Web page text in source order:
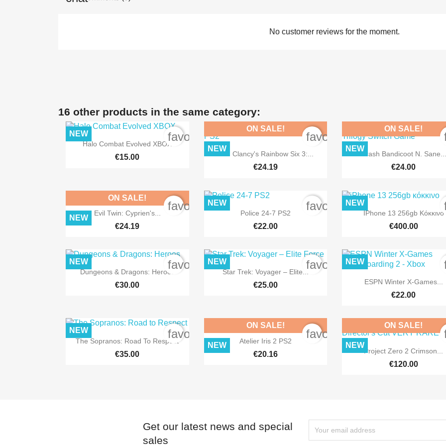
No customer reviews for the moment.
16 other products in the same category:
 Quick view
Halo Combat Evolved XBOX
€15.00
NEW
favorite_border
 Quick view
Tom Clancy's Rainbow Six 3:...
€24.19
ON SALE!
NEW
favorite_border
 Quick view
Crash Bandicoot N. Sane...
€24.00
ON SALE!
NEW
 Quick view
Evil Twin: Cyprien's...
€24.19
ON SALE!
NEW
favorite_border Quick view
Police 24-7 PS2
€22.00
NEW favorite_border Quick view
IPhone 13 256gb Κόκκινο
€400.00
NEW
 Quick view
Dungeons & Dragons: Heroes
€30.00
NEW favorite_border Quick view
Star Trek: Voyager – Elite...
€25.00
NEW
favorite_border
 Quick view
ESPN Winter X-Games...
€22.00
NEW
 Quick view
The Sopranos: Road To Respect
€35.00
NEW favorite_border
 Quick view
Atelier Iris 2 PS2
€20.16
ON SALE!
NEW
favorite_border
 Quick view
Project Zero 2 Crimson...
€120.00
ON SALE!
NEW
Get our latest news and special
sales